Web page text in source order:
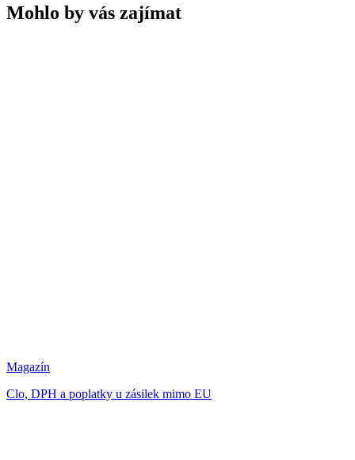
Mohlo by vás zajímat
Magazín
Clo, DPH a poplatky u zásilek mimo EU